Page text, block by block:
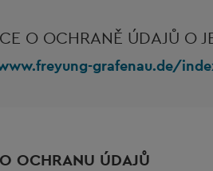
O OCHRANĚ ÚDAJŮ O
grafenau.de/
OCHRANU ÚDAJŮ